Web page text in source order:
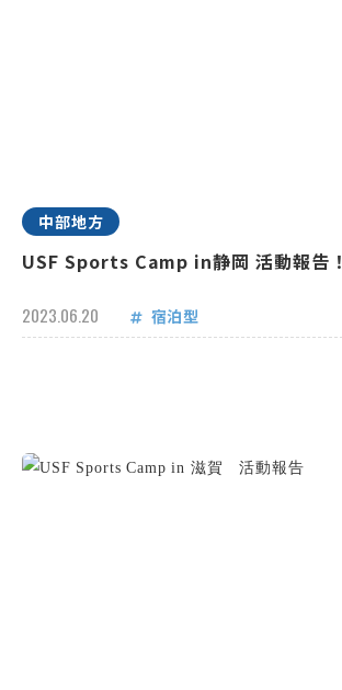
中部地方
USF Sports Camp in静岡 活動報告！
2023.06.20 宿泊型